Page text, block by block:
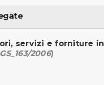
servizi e forniture in
2006)